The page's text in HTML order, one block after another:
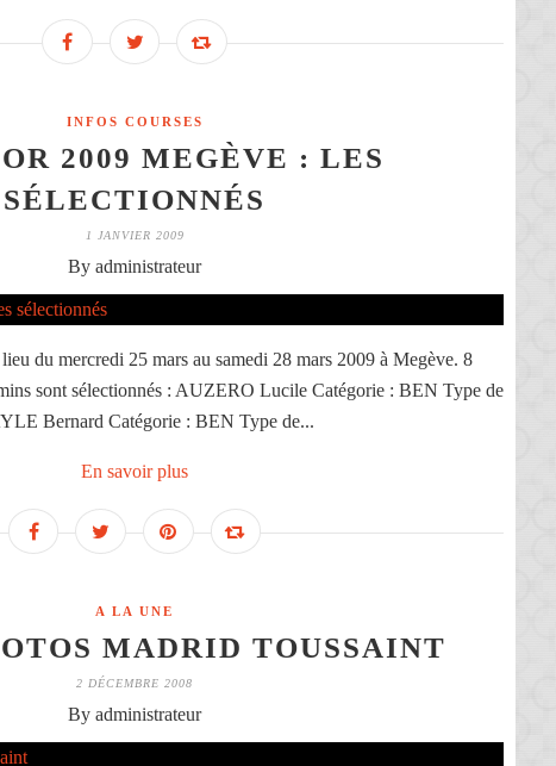
INFOS COURSES
2009 MEGÈVE : LES
SÉLECTIONNÉS
1 JANVIER 2009
By administrateur
du mercredi 25 mars au samedi 28 mars 2009 à Megève. 8
sont sélectionnés : AUZERO Lucile Catégorie : BEN Type de
Bernard Catégorie : BEN Type de...
En savoir plus
A LA UNE
MADRID TOUSSAINT
2 DÉCEMBRE 2008
By administrateur